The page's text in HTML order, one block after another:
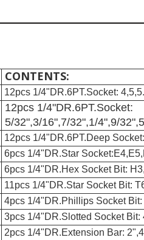
CONTENTS:
12pcs 1/4"DR.6PT.Socket:
12pcs 1/4"DR.6PT.Socket:
5/32",3/16",7/32",1/4",9/
12pcs 1/4"DR.6PT.Deep
6pcs 1/4"DR.Star
6pcs 1/4"DR.Hex Socket Bit:
11pcs 1/4"DR.Star Socket Bit:
4pcs 1/4"DR.Phillips Socket
3pcs 1/4"DR.Slotted Socket Bit:
2pcs 1/4"DR.Extension Bar: